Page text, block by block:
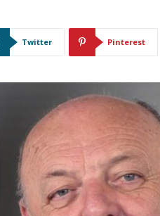
Twitter Pinterest